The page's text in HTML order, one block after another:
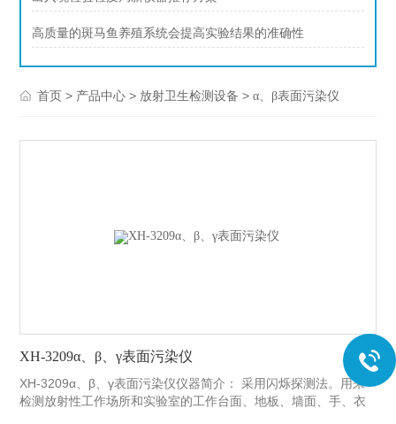
高质量的斑马鱼养殖系统会提高实验结果的准确性
首页 > 产品中心 > 放射卫生检测设备 >α、β表面污染仪
XH-3209α、β、γ表面污染仪
XH-3209α、β、γ表面污染仪仪器简介： 采用闪烁探测法。用来
检测放射性工作场所和实验室的工作台面、地板、墙面、手、衣